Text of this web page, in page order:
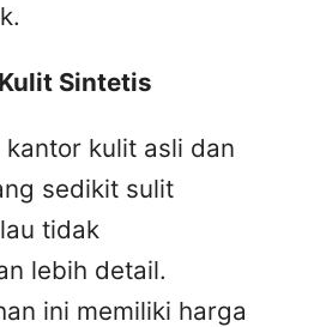
Kulit Sintetis
kulit asli dan
sedikit sulit
tidak
lebih detail.
ini memiliki harga